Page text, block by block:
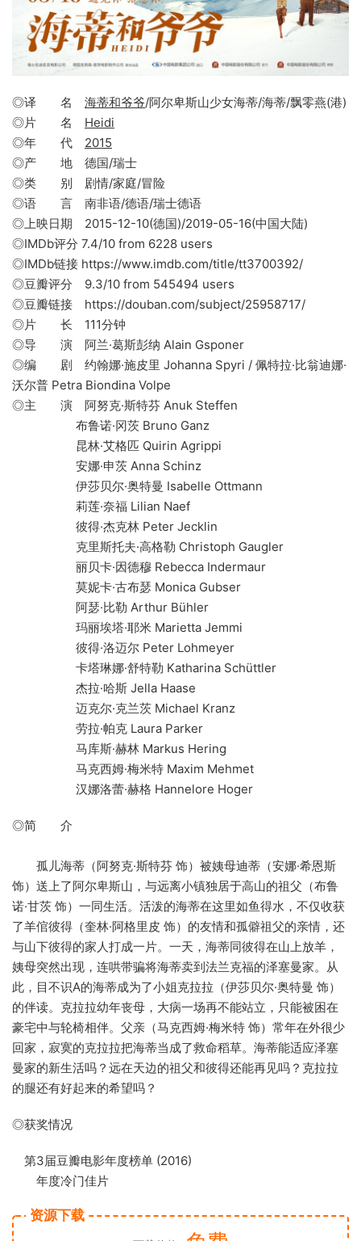
◎译 名 海蒂和爷爷/阿尔卑斯山少女海蒂/海蒂/飘零燕(港)
◎片 名 Heidi
◎年 代 2015
◎产 地 德国/瑞士
◎类 别 剧情/家庭/冒险
◎语 言 南非语/德语/瑞士德语
◎上映日期 2015-12-10(德国)/2019-05-16(中国大陆)
◎IMDb评分 7.4/10 from 6228 users
◎IMDb链接 https://www.imdb.com/title/tt3700392/
◎豆瓣评分 9.3/10 from 545494 users
◎豆瓣链接 https://douban.com/subject/25958717/
◎片 长 111分钟
◎导 演 阿兰·葛斯彭纳 Alain Gsponer
◎编 剧 约翰娜·施皮里 Johanna Spyri / 佩特拉·比翁迪娜·
沃尔普 Petra Biondina Volpe
◎主 演 阿努克·斯特芬 Anuk Steffen
布鲁诺·冈茨 Bruno Ganz
昆林·艾格匹 Quirin Agrippi
安娜·申茨 Anna Schinz
伊莎贝尔·奥特曼 Isabelle Ottmann
莉莲·奈福 Lilian Naef
彼得·杰克林 Peter Jecklin
克里斯托夫·高格勒 Christoph Gaugler
丽贝卡·因德穆 Rebecca Indermaur
莫妮卡·古布瑟 Monica Gubser
阿瑟·比勒 Arthur Bühler
玛丽埃塔·耶米 Marietta Jemmi
彼得·洛迈尔 Peter Lohmeyer
卡塔琳娜·舒特勒 Katharina Schüttler
杰拉·哈斯 Jella Haase
迈克尔·克兰茨 Michael Kranz
劳拉·帕克 Laura Parker
马库斯·赫林 Markus Hering
马克西姆·梅米特 Maxim Mehmet
汉娜洛蕾·赫格 Hannelore Hoger
◎简 介
孤儿海蒂（阿努克·斯特芬 饰）被姨母迪蒂（安娜·希恩斯
饰）送上了阿尔卑斯山，与远离小镇独居于高山的祖父（布鲁
诺·甘茨 饰）一同生活。活泼的海蒂在这里如鱼得水，不仅收获
了羊倌彼得（奎林·阿格里皮 饰）的友情和孤僻祖父的亲情，还
与山下彼得的家人打成一片。一天，海蒂同彼得在山上放羊，
姨母突然出现，连哄带骗将海蒂卖到法兰克福的泽塞曼家。从
此，目不识A的海蒂成为了小姐克拉拉（伊莎贝尔·奥特曼 饰）
的伴读。克拉拉幼年丧母，大病一场再不能站立，只能被困在
豪宅中与轮椅相伴。父亲（马克西姆·梅米特 饰）常年在外很少
回家，寂寞的克拉拉把海蒂当成了救命稻草。海蒂能适应泽塞
曼家的新生活吗？远在天边的祖父和彼得还能再见吗？克拉拉
的腿还有好起来的希望吗？
◎获奖情况
第3届豆瓣电影年度榜单 (2016)
年度冷门佳片
资源下载